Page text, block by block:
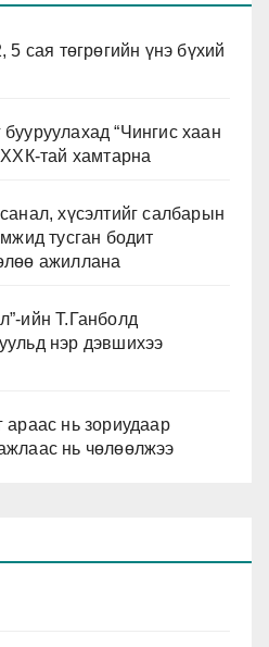
5 сая төгрөгийн үнэ бүхий
“Чингис хаан
ХХК-тай хамтарна
хүсэлтийг салбарын
тусган бодит
ажиллана
ийн Т.Ганболд
нэр дэвшихээ
араас нь зориудаар
нь чөлөөлжээ